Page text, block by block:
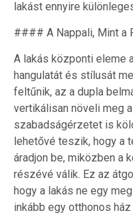
lakást ennyire
#### A Nappali, Mint a
A lakás központi eleme
hangulatát és stílusát
feltűnik, az a dupla
vertikálisan növeli meg
szabadságérzetet is
lehetővé teszik, hogy a
áradjon be, miközben a
részévé válik. Ez az
hogy a lakás ne egy
inkább egy otthonos